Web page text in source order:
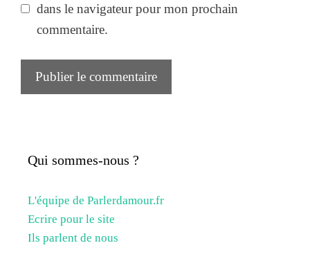
dans le navigateur pour mon prochain
commentaire.
Qui sommes-nous ?
L'équipe de Parlerdamour.fr
Ecrire pour le site
Ils parlent de nous